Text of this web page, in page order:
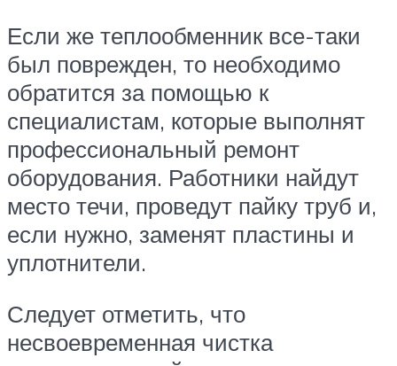
Если же теплообменник все-таки
был поврежден, то необходимо
обратится за помощью к
специалистам, которые выполнят
профессиональный ремонт
оборудования. Работники найдут
место течи, проведут пайку труб и,
если нужно, заменят пластины и
уплотнители.
Следует отметить, что
несвоевременная чистка